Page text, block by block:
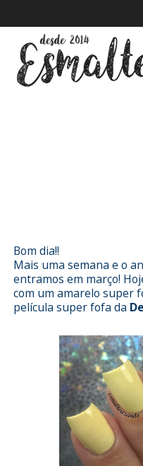
Bom dia!!
Mais uma semana e o
entramos em março!
com um amarelo super
película super fofa da